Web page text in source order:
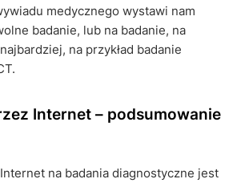
medycznego wystawi nam
badanie, lub na badanie, na
na przykład badanie
Internet – podsumowanie
na badania diagnostyczne jest